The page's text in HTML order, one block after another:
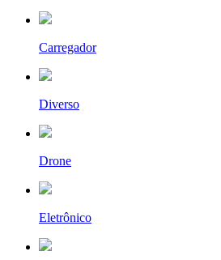
Carregador
Diverso
Drone
Eletrônico